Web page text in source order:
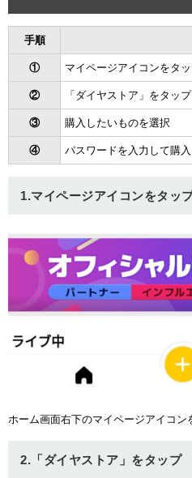
手順
① マイページアイコンをタ
② 「ダイヤストア」をタップ
③ 購入したいものを選択
④ パスワードを入力して購入
1.マイページアイコンをタッ
ホーム画面右下のマイページアイコン
2.「ダイヤストア」をタップ